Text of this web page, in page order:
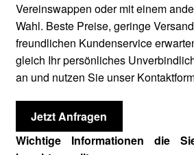
Vereinswappen oder mit einem
Wahl. Beste Preise, geringe
freundlichen Kundenservice
gleich Ihr persönliches
an und nutzen Sie unser
Jetzt Anfragen
Wichtige Informationen die